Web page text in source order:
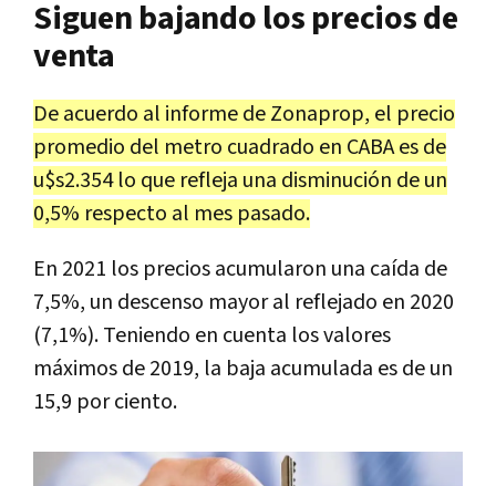
Siguen bajando los precios de
venta
De acuerdo al informe de Zonaprop, el precio
promedio del metro cuadrado en CABA es de
u$s2.354 lo que refleja una disminución de un
0,5% respecto al mes pasado.
En 2021 los precios acumularon una caída de
7,5%, un descenso mayor al reflejado en 2020
(7,1%). Teniendo en cuenta los valores
máximos de 2019, la baja acumulada es de un
15,9 por ciento.